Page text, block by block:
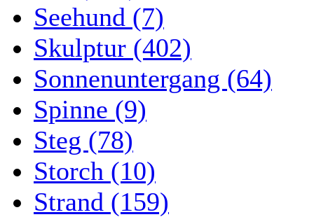
Seehund (7)
Skulptur (402)
Sonnenuntergang (64)
Spinne (9)
Steg (78)
Storch (10)
Strand (159)